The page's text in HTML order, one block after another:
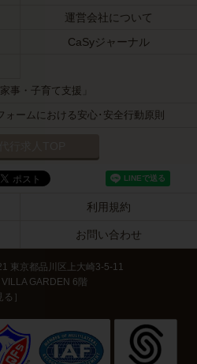
運営会社について
CaSyジャーナル
事・子育て支援」
ォームにおける安心･安全行動原則
利用規約
お問い合わせ
東京都品川区上大崎3-5-11
GARDEN 6階
る ］